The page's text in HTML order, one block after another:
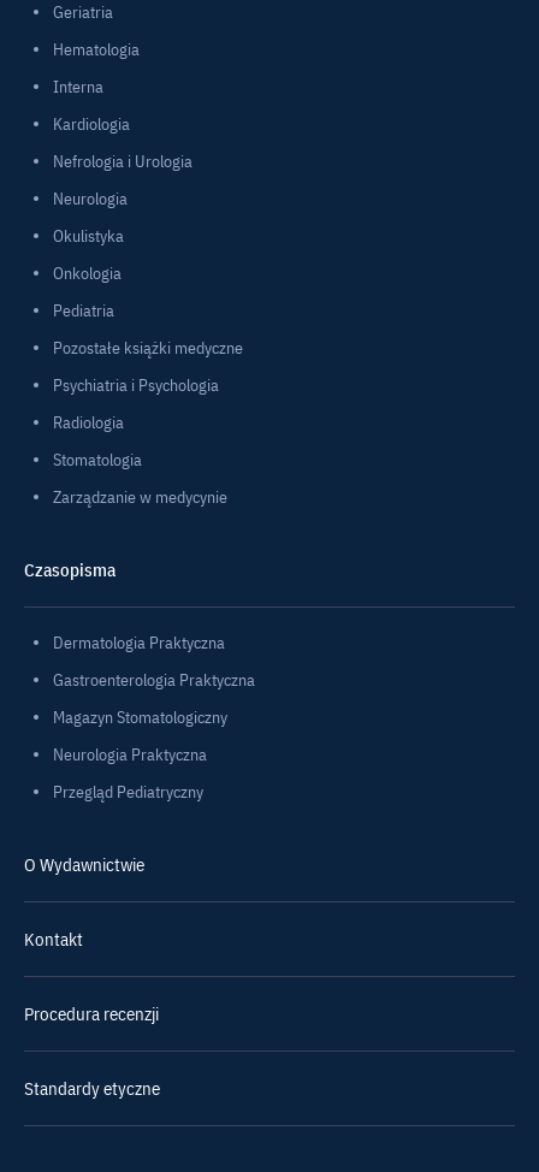
Geriatria
Hematologia
Interna
Kardiologia
Nefrologia i Urologia
Neurologia
Okulistyka
Onkologia
Pediatria
Pozostałe książki medyczne
Psychiatria i Psychologia
Radiologia
Stomatologia
Zarządzanie w medycynie
Czasopisma
Dermatologia Praktyczna
Gastroenterologia Praktyczna
Magazyn Stomatologiczny
Neurologia Praktyczna
Przegląd Pediatryczny
O Wydawnictwie
Kontakt
Procedura recenzji
Standardy etyczne